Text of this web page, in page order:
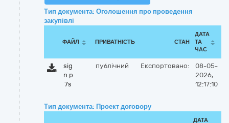
Тип документа: Оголошення про проведення
закупівлі
ФАЙЛ ПРИВАТНІСТЬ СТАН
ДАТА
ТА
ЧАС
sig
n.p
7s
публічний Експортовано:
08-05-
2026,
12:17:10
Тип документа: Проект договору
ДАТА